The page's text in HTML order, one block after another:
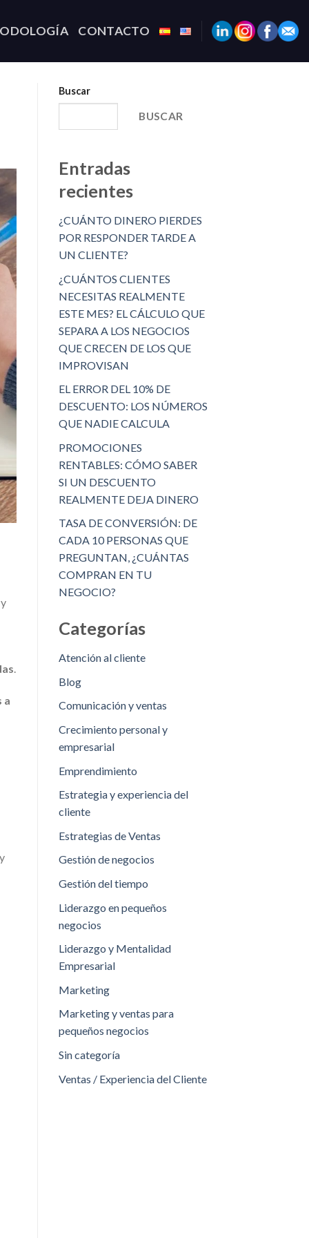
CONTACTO
.
a
Buscar
BUSCAR
Entradas
recientes
¿CUÁNTO DINERO PIERDES
POR RESPONDER TARDE A
UN CLIENTE?
¿CUÁNTOS CLIENTES
NECESITAS REALMENTE
ESTE MES? EL CÁLCULO QUE
SEPARA A LOS NEGOCIOS
QUE CRECEN DE LOS QUE
IMPROVISAN
EL ERROR DEL 10% DE
DESCUENTO: LOS NÚMEROS
QUE NADIE CALCULA
PROMOCIONES
RENTABLES: CÓMO SABER
SI UN DESCUENTO
REALMENTE DEJA DINERO
TASA DE CONVERSIÓN: DE
CADA 10 PERSONAS QUE
PREGUNTAN, ¿CUÁNTAS
COMPRAN EN TU
NEGOCIO?
Categorías
Atención al cliente
Blog
Comunicación y ventas
Crecimiento personal y
empresarial
Emprendimiento
Estrategia y experiencia del
cliente
Estrategias de Ventas
Gestión de negocios
Gestión del tiempo
Liderazgo en pequeños
negocios
Liderazgo y Mentalidad
Empresarial
Marketing
Marketing y ventas para
pequeños negocios
Sin categoría
Ventas / Experiencia del Cliente